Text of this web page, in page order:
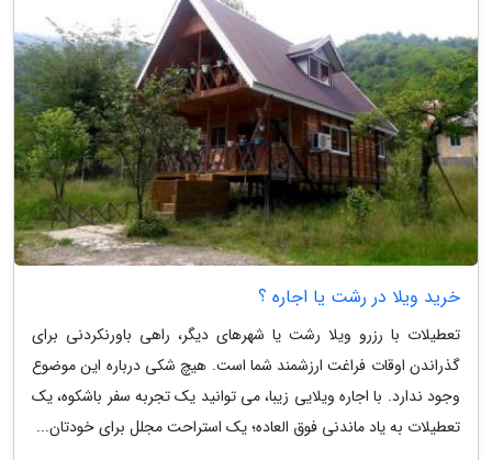
خرید ویلا در رشت یا اجاره ؟
تعطیلات با رزرو ویلا رشت یا شهرهای دیگر، راهی باورنکردنی برای
گذراندن اوقات فراغت ارزشمند شما است. هیچ شکی درباره این موضوع
وجود ندارد. با اجاره ویلایی زیبا، می توانید یک تجربه سفر باشکوه، یک
تعطیلات به یاد ماندنی فوق العاده؛ یک استراحت مجلل برای خودتان...